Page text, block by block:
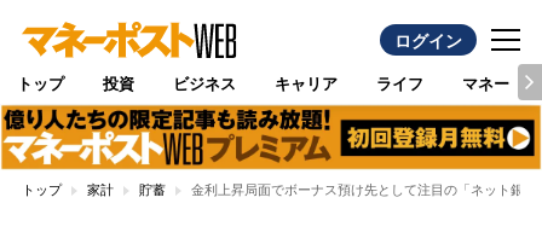
ログイン
トップ 投資 ビジネス キャリア ライフ マネー
トップ 家計 貯蓄 金利上昇局面でボーナス預け先として注目の「ネット銀